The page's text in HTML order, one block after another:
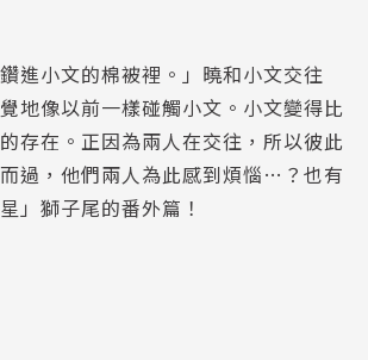
進小文的棉被裡。」曉和小文交往
地像以前一樣碰觸小文。小文變得比
存在。正因為兩人在交往，所以彼此
過，他們兩人為此感到煩惱…？也有
」獅子尾的番外篇！